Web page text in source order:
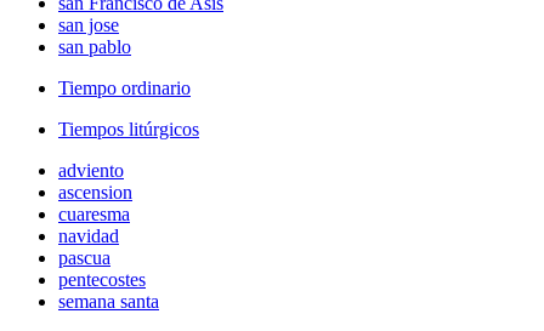
san jose
san pablo
Tiempo ordinario
Tiempos litúrgicos
adviento
ascension
cuaresma
navidad
pascua
pentecostes
semana santa